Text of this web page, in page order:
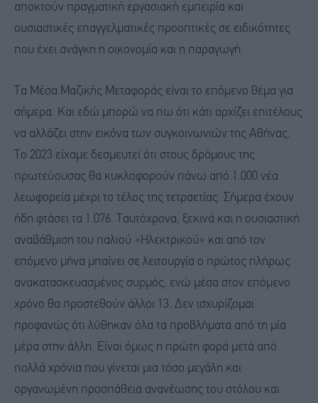
αποκτούν πραγματική εργασιακή εμπειρία και
ουσιαστικές επαγγελματικές προοπτικές σε ειδικότητες
που έχει ανάγκη η οικονομία και η παραγωγή.
Τα Μέσα Μαζικής Μεταφοράς είναι το επόμενο θέμα για
σήμερα. Και εδώ μπορώ να πω ότι κάτι αρχίζει επιτέλους
να αλλάζει στην εικόνα των συγκοινωνιών της Αθήνας.
Το 2023 είχαμε δεσμευτεί ότι στους δρόμους της
πρωτεύουσας θα κυκλοφορούν πάνω από 1.000 νέα
λεωφορεία μέχρι το τέλος της τετραετίας. Σήμερα έχουν
ήδη φτάσει τα 1.076. Ταυτόχρονα, ξεκινά και η ουσιαστική
αναβάθμιση του παλιού «Ηλεκτρικού» και από τον
επόμενο μήνα μπαίνει σε λειτουργία ο πρώτος πλήρως
ανακατασκευασμένος συρμός, ενώ μέσα στον επόμενο
χρόνο θα προστεθούν άλλοι 13. Δεν ισχυρίζομαι
προφανώς ότι λύθηκαν όλα τα προβλήματα από τη μία
μέρα στην άλλη. Είναι όμως η πρώτη φορά μετά από
πολλά χρόνια που γίνεται μια τόσο μεγάλη και
οργανωμένη προσπάθεια ανανέωσης του στόλου και